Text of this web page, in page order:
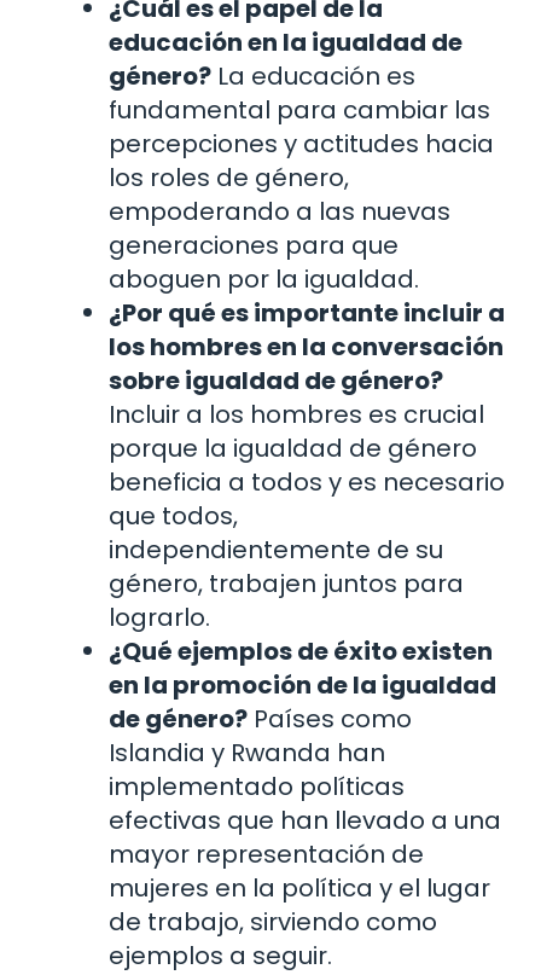
¿Cuál es el papel de la
educación en la igualdad de
género? La educación es
fundamental para cambiar las
percepciones y actitudes hacia
los roles de género,
empoderando a las nuevas
generaciones para que
aboguen por la igualdad.
¿Por qué es importante incluir a
los hombres en la conversación
sobre igualdad de género?
Incluir a los hombres es crucial
porque la igualdad de género
beneficia a todos y es necesario
que todos,
independientemente de su
género, trabajen juntos para
lograrlo.
¿Qué ejemplos de éxito existen
en la promoción de la igualdad
de género? Países como
Islandia y Rwanda han
implementado políticas
efectivas que han llevado a una
mayor representación de
mujeres en la política y el lugar
de trabajo, sirviendo como
ejemplos a seguir.